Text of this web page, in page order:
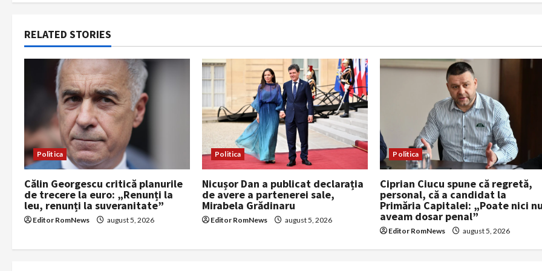
n
i
g
a
t
i
o
RELATED STORIES
Politica
Călin Georgescu critică planurile
de trecere la euro: „Renunți la
leu, renunți la suveranitate”
Editor RomNews august 5, 2026
Politica
Nicușor Dan a publicat declarația
de avere a partenerei sale,
Mirabela Grădinaru
Editor RomNews august 5, 2026
Politica
Ciprian Ciucu spune că regretă,
personal, că a candidat la
Primăria Capitalei: „Poate nici
aveam dosar penal”
Editor RomNews august 5, 2026